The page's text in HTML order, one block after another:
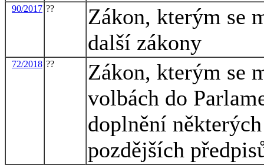
90/2017 ??
Zákon, kterým se
další zákony
72/2018 ??
Zákon, kterým se
volbách do
doplnění
pozdějších